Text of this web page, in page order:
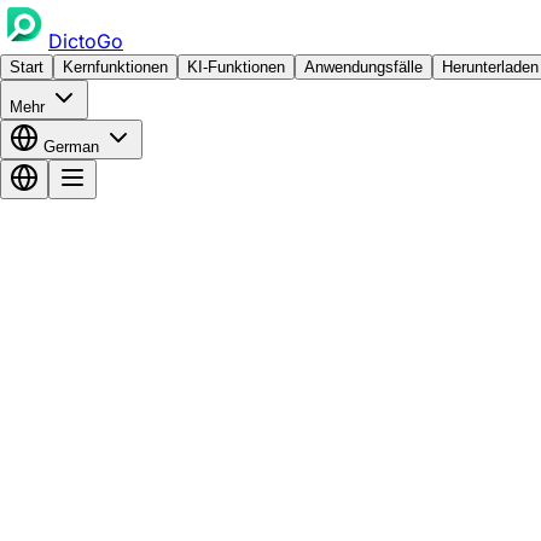
DictoGo
Start Kernfunktionen KI-Funktionen Anwendungsfälle Herunterladen
Mehr
German